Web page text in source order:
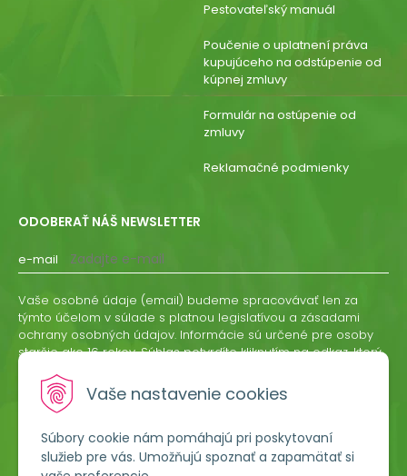
Vaše nastavenie cookies
Súbory cookie nám pomáhajú pri poskytovaní
služieb pre vás. Umožňujú spoznať a zapamätať si
Pestovateľský manuál
Poučenie o uplatnení práva
kupujúceho na odstúpenie od
kúpnej zmluvy
Formulár na ostúpenie od
zmluvy
Reklamačné podmienky
ODOBERAŤ NÁŠ NEWSLETTER
e-mail
ODOBERAŤ
Vaše osobné údaje (email) budeme spracovávať len za
týmto účelom v súlade s platnou legislatívou a zásadami
ochrany osobných údajov. Informácie sú určené pre osoby
staršie ako 16 rokov. Súhlas potvrdíte kliknutím na odkaz, ktorý
odvolať písomne, emailom alebo kliknutím na odkaz z
ktoréhokoľvek informačného emailu.